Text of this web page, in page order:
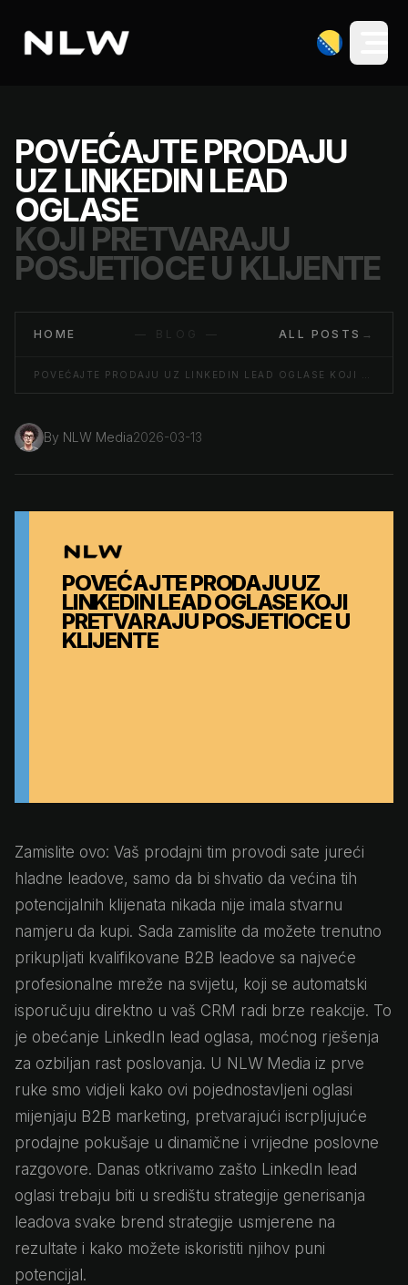
POVEĆAJTE PRODAJU
UZ LINKEDIN LEAD
OGLASE
KOJI PRETVARAJU
POSJETIOCE U KLIJENTE
HOME — BLOG — ALL POSTS →
By NLW Media2026-03-13
POVEĆAJTE PRODAJU UZ
LINKEDIN LEAD OGLASE KOJI
PRETVARAJU POSJETIOCE U
KLIJENTE
Zamislite ovo: Vaš prodajni tim provodi sate jureći
hladne leadove, samo da bi shvatio da većina tih
potencijalnih klijenata nikada nije imala stvarnu
namjeru da kupi. Sada zamislite da možete trenutno
prikupljati kvalifikovane B2B leadove sa najveće
profesionalne mreže na svijetu, koji se automatski
isporučuju direktno u vaš CRM radi brze reakcije. To
je obećanje LinkedIn lead oglasa, moćnog rješenja
za ozbiljan rast poslovanja. U NLW Media iz prve
ruke smo vidjeli kako ovi pojednostavljeni oglasi
mijenjaju B2B marketing, pretvarajući iscrpljujuće
prodajne pokušaje u dinamične i vrijedne poslovne
razgovore. Danas otkrivamo zašto LinkedIn lead
oglasi trebaju biti u središtu strategije generisanja
leadova svake brend strategije usmjerene na
rezultate i kako možete iskoristiti njihov puni
potencijal.